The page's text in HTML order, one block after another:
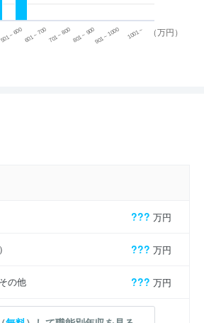
（万円）
501 ~ 600601 ~ 700701 ~ 800801 ~ 900901 ~ 1000 1001 ~
??? 万円
??? 万円
の他 ??? 万円